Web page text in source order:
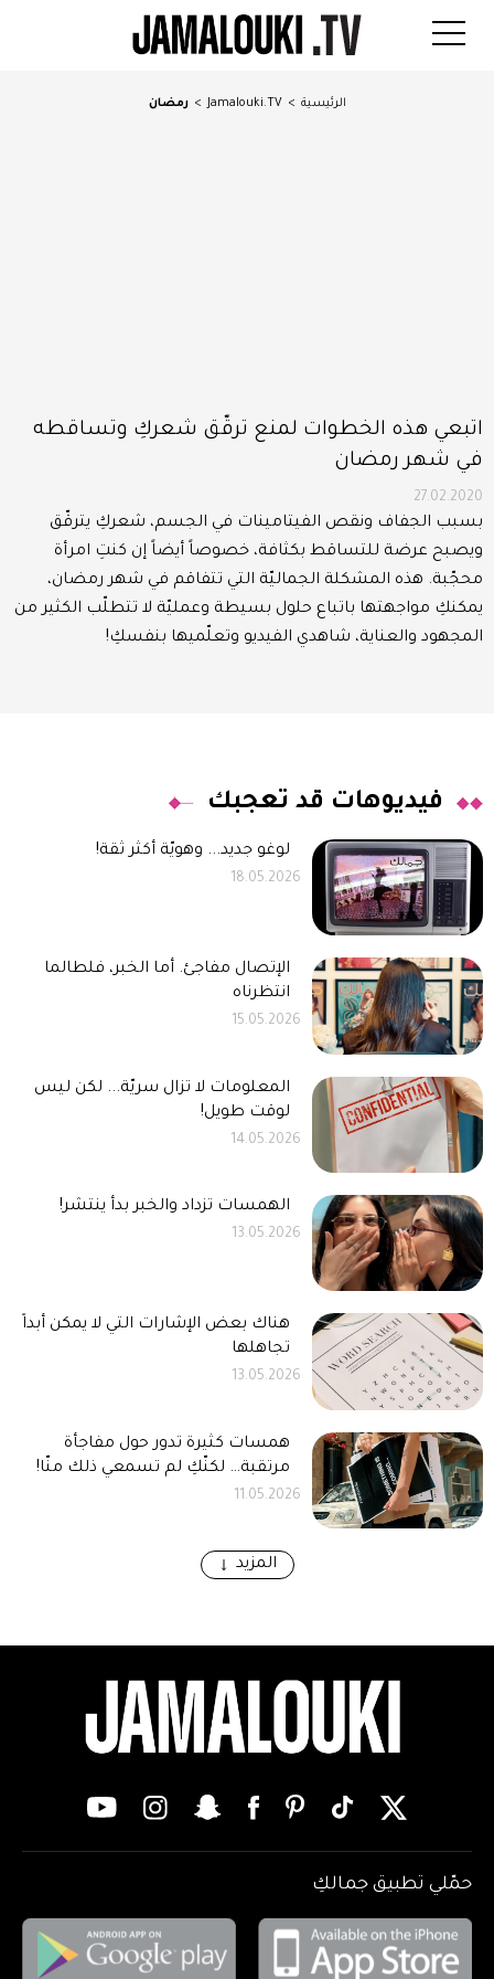
الرئيسية >
Jamalouki.TV
> رمضان
اتبعي هذه الخطوات لمنع ترقّق شعركِ وتساقطه
في شهر رمضان
27.02.2020
بسبب الجفاف ونقص الفيتامينات في الجسم، شعركِ يترقّق
ويصبح عرضة للتساقط بكثافة، خصوصاً أيضاً إن كنتِ امرأة
محجّبة. هذه المشكلة الجماليّة التي تتفاقم في شهر رمضان،
يمكنكِ مواجهتها باتباع حلول بسيطة وعمليّة لا تتطلّب الكثير من
المجهود والعناية، شاهدي الفيديو وتعلّميها بنفسكِ!
فيديوهات قد تعجبك
لوغو جديد... وهويّة أكثر ثقة!
18.05.2026
الإتصال مفاجئ. أما الخبر، فلطالما
انتظرناه
15.05.2026
المعلومات لا تزال سريّة... لكن ليس
لوقت طويل!
14.05.2026
الهمسات تزداد والخبر بدأ ينتشر!
13.05.2026
هناك بعض الإشارات التي لا يمكن أبداً
تجاهلها
13.05.2026
همسات كثيرة تدور حول مفاجأة
مرتقبة… لكنّكِ لم تسمعي ذلك منّا!
11.05.2026
المزيد
حمّلي تطبيق جمالكِ